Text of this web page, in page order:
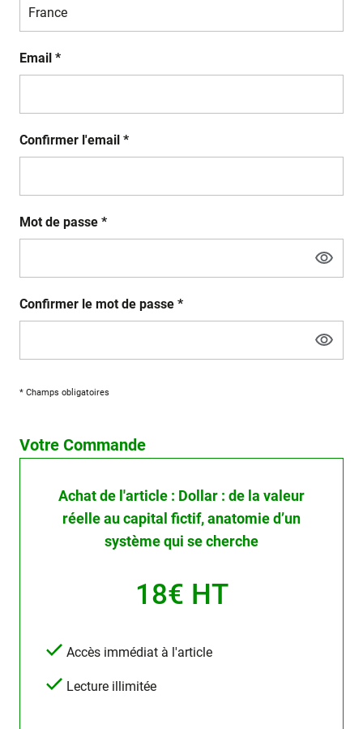
Email *
Confirmer l'email *
Mot de passe *
Confirmer le mot de passe *
* Champs obligatoires
Votre Commande
Achat de l'article : Dollar : de la valeur
réelle au capital fictif, anatomie d’un
système qui se cherche
18€ HT
Accès immédiat à l'article
Lecture illimitée